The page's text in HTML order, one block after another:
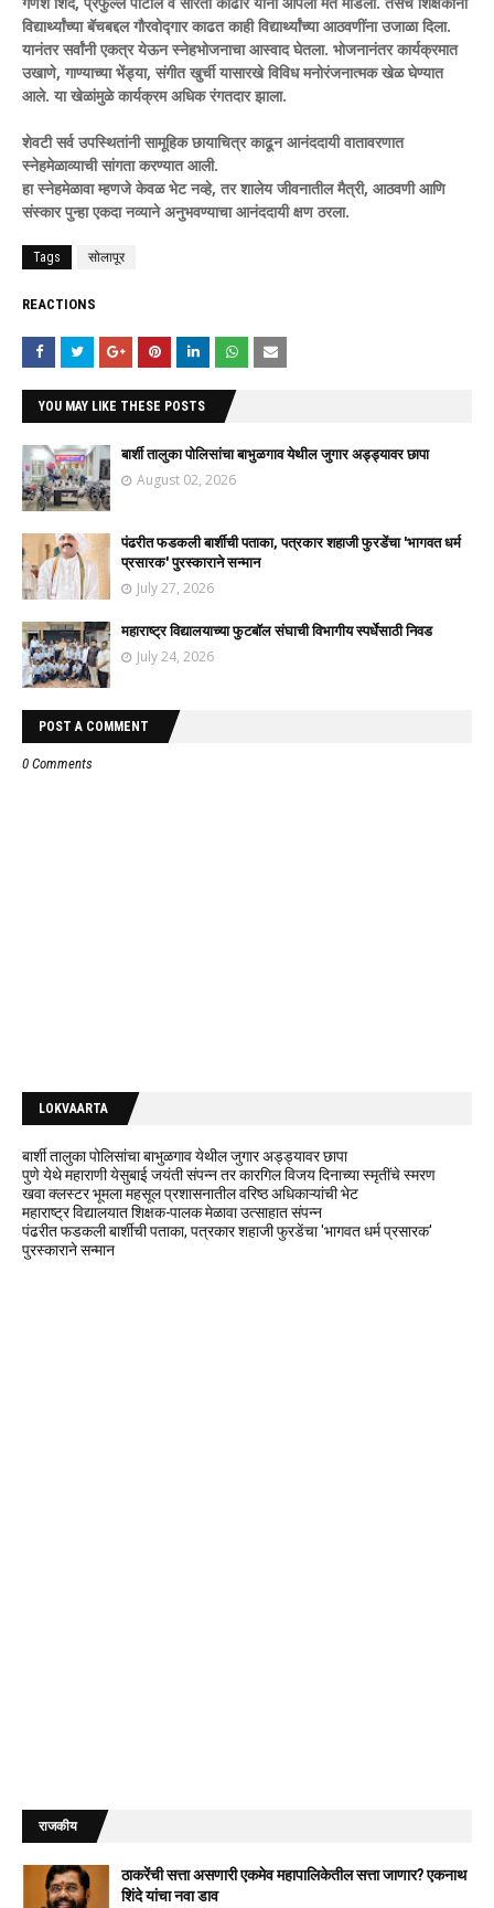
विद्यार्थ्यांच्या बॅचबद्दल गौरवोद्गार काढत काही विद्यार्थ्यांच्या आठवणींना उजाळा दिला.
यानंतर सर्वांनी एकत्र येऊन स्नेहभोजनाचा आस्वाद घेतला. भोजनानंतर कार्यक्रमात
उखाणे, गाण्याच्या भेंड्या, संगीत खुर्ची यासारखे विविध मनोरंजनात्मक खेळ घेण्यात
आले. या खेळांमुळे कार्यक्रम अधिक रंगतदार झाला.
शेवटी सर्व उपस्थितांनी सामूहिक छायाचित्र काढून आनंददायी वातावरणात
स्नेहमेळाव्याची सांगता करण्यात आली.
हा स्नेहमेळावा म्हणजे केवळ भेट नव्हे, तर शालेय जीवनातील मैत्री, आठवणी आणि
संस्कार पुन्हा एकदा नव्याने अनुभवण्याचा आनंददायी क्षण ठरला.
Tags सोलापूर
REACTIONS
YOU MAY LIKE THESE POSTS
बार्शी तालुका पोलिसांचा बाभुळगाव येथील जुगार अड्ड्यावर छापा
August 02, 2026
पंढरीत फडकली बार्शीची पताका, पत्रकार शहाजी फुरडेंचा 'भागवत धर्म
प्रसारक' पुरस्काराने सन्मान
July 27, 2026
महाराष्ट्र विद्यालयाच्या फुटबॉल संघाची विभागीय स्पर्धेसाठी निवड
July 24, 2026
POST A COMMENT
0 Comments
LOKVAARTA
बार्शी तालुका पोलिसांचा बाभुळगाव येथील जुगार अड्ड्यावर छापा
पुणे येथे महाराणी येसुबाई जयंती संपन्न तर कारगिल विजय दिनाच्या स्मृतींचे स्मरण
खवा क्लस्टर भूमला महसूल प्रशासनातील वरिष्ठ अधिकाऱ्यांची भेट
महाराष्ट्र विद्यालयात शिक्षक-पालक मेळावा उत्साहात संपन्न
पंढरीत फडकली बार्शीची पताका, पत्रकार शहाजी फुरडेंचा 'भागवत धर्म प्रसारक'
पुरस्काराने सन्मान
राजकीय
ठाकरेंची सत्ता असणारी एकमेव महापालिकेतील सत्ता जाणार? एकनाथ
शिंदे यांचा नवा डाव